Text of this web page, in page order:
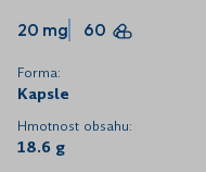
20 mg 60
Forma:
Kapsle
Hmotnost obsahu:
18.6 g